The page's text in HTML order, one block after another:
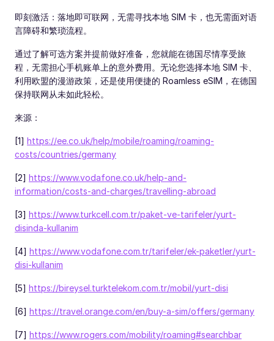
即刻激活：落地即可联网，无需寻找本地 SIM 卡，也无需面对语
言障碍和繁琐流程。
通过了解可选方案并提前做好准备，您就能在德国尽情享受旅
程，无需担心手机账单上的意外费用。无论您选择本地 SIM 卡、
利用欧盟的漫游政策，还是使用便捷的 Roamless eSIM，在德国
保持联网从未如此轻松。
来源：
[1] https://ee.co.uk/help/mobile/roaming/roaming-
costs/countries/germany
[2] https://www.vodafone.co.uk/help-and-
information/costs-and-charges/travelling-abroad
[3] https://www.turkcell.com.tr/paket-ve-tarifeler/yurt-
disinda-kullanim
[4] https://www.vodafone.com.tr/tarifeler/ek-paketler/yurt-
disi-kullanim
[5] https://bireysel.turktelekom.com.tr/mobil/yurt-disi
[6] https://travel.orange.com/en/buy-a-sim/offers/germany
[7] https://www.rogers.com/mobility/roaming#searchbar